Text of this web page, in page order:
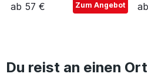
ab 57 €
Zum Angebot
Du reist an einen